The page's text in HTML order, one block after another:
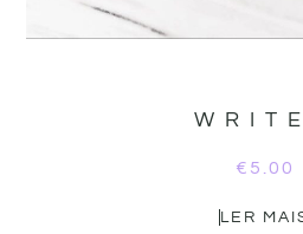
€ 5.00
LER